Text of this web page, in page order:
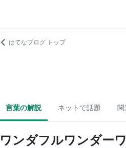
はてなブログ トップ
言葉の解説 ネットで話題 関
ワンダフルワンダー